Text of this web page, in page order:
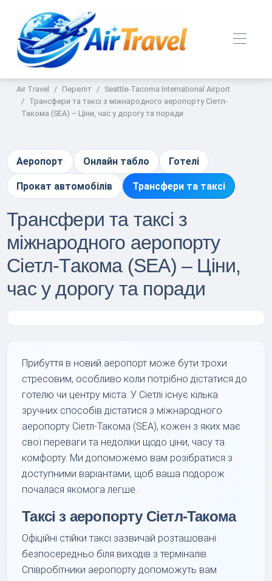
Air Travel Переліт
Seattle-Tacoma International Airport
Трансфери та таксі з міжнародного аеропорту Сіетл-
Такома (SEA) – Ціни, час у дорогу та поради
Аеропорт Онлайн табло Готелі
Прокат автомобілів Трансфери та таксі
Трансфери та таксі з
міжнародного аеропорту
Сіетл-Такома (SEA) – Ціни,
час у дорогу та поради
Прибуття в новий аеропорт може бути трохи
стресовим, особливо коли потрібно дістатися до
готелю чи центру міста. У Сіетлі існує кілька
зручних способів дістатися з міжнародного
аеропорту Сіетл-Такома (SEA), кожен з яких має
свої переваги та недоліки щодо ціни, часу та
комфорту. Ми допоможемо вам розібратися з
доступними варіантами, щоб ваша подорож
почалася якомога легше.
Таксі з аеропорту Сіетл-Такома
Офіційні стійки таксі зазвичай розташовані
безпосередньо біля виходів з терміналів.
Співробітники аеропорту допоможуть вам